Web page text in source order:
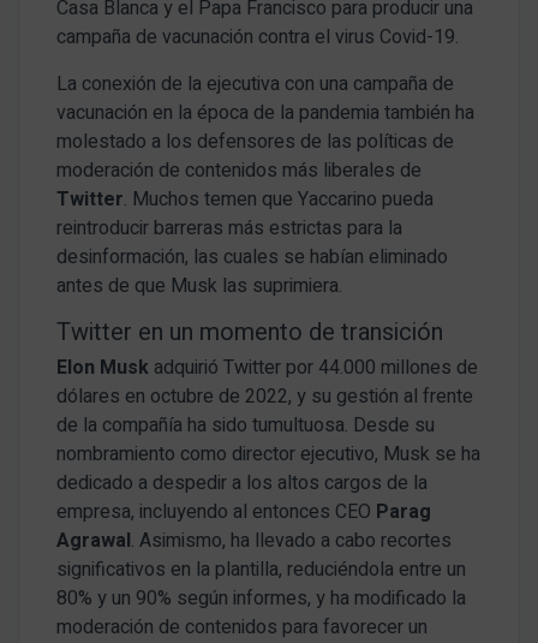
Casa Blanca y el Papa Francisco para producir una
campaña de vacunación contra el virus Covid-19.
La conexión de la ejecutiva con una campaña de
vacunación en la época de la pandemia también ha
molestado a los defensores de las políticas de
moderación de contenidos más liberales de
Twitter. Muchos temen que Yaccarino pueda
reintroducir barreras más estrictas para la
desinformación, las cuales se habían eliminado
antes de que Musk las suprimiera.
Twitter en un momento de transición
Elon Musk adquirió Twitter por 44.000 millones de
dólares en octubre de 2022, y su gestión al frente
de la compañía ha sido tumultuosa. Desde su
nombramiento como director ejecutivo, Musk se ha
dedicado a despedir a los altos cargos de la
empresa, incluyendo al entonces CEO Parag
Agrawal. Asimismo, ha llevado a cabo recortes
significativos en la plantilla, reduciéndola entre un
80% y un 90% según informes, y ha modificado la
moderación de contenidos para favorecer un